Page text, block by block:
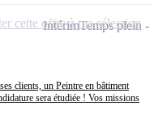
clients, un Peintre en bâtiment
sera étudiée ! Vos missions
IntérimTemps plein
cette offre à ma sélection